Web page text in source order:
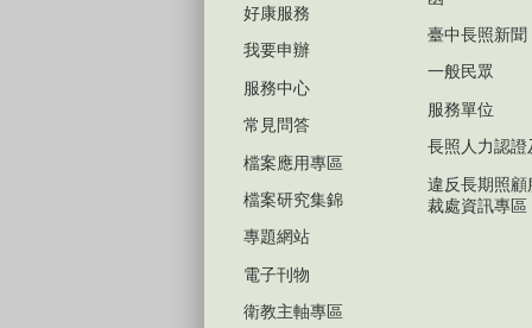
好康服務
我要申辦
服務中心
常見問答
檔案應用專區
檔案研究集錦
專題網站
電子刊物
衛教主軸專區
臺中長照新聞
一般民眾
服務單位
長照人力認證
違反長期照顧
裁處資訊專區